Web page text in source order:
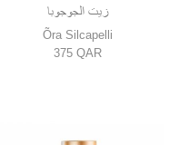
زيت الجوجوبا
Õra Silcapelli
375 QAR